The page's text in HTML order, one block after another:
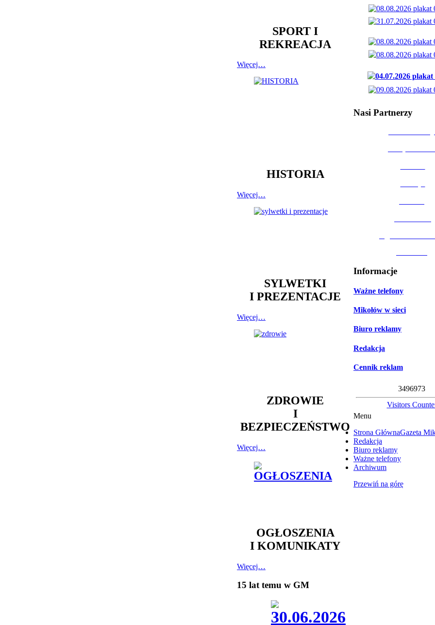
SPORT I
REKREACJA
Więcej…
HISTORIA
Więcej…
SYLWETKI
I PREZENTACJE
Więcej…
ZDROWIE
I
BEZPIECZEŃSTWO
Więcej…
OGŁOSZENIA
I KOMUNIKATY
Więcej…
15 lat temu w GM
Nasi Partnerzy
Informacje
Ważne telefony
Mikołów w sieci
Biuro reklamy
Redakcja
Cennik reklam
3496973
Visitors
Menu
Strona GłównaGazeta
Redakcja
Biuro reklamy
Ważne telefony
Archiwum
Przewiń na górę